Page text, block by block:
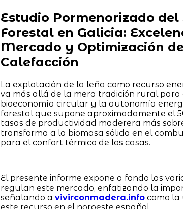
Estudio Pormenorizado del
Forestal en Galicia:
Mercado y Optimización
Calefacción
La explotación de la leña como recurso
va más allá de la mera tradición rural
bioeconomía circular y la autonomía
forestal que supone aproximadamente el
tasas de productividad maderera más
transforma a la biomasa sólida en el
para el confort térmico de los casas.
El presente informe expone a fondo las
regulan este mercado, enfatizando la
señalando a vivirconmadera.infocomo la